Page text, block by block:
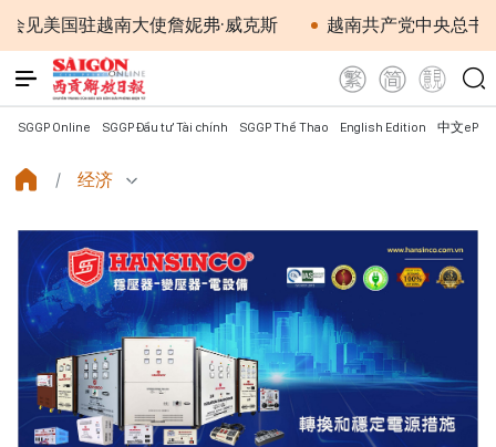
驻越南大使詹妮弗·威克斯 越南共产党中央总书记、国
SGGP Online SGGP Đầu tư Tài chính SGGP Thể Thao English Edition 中文
经济